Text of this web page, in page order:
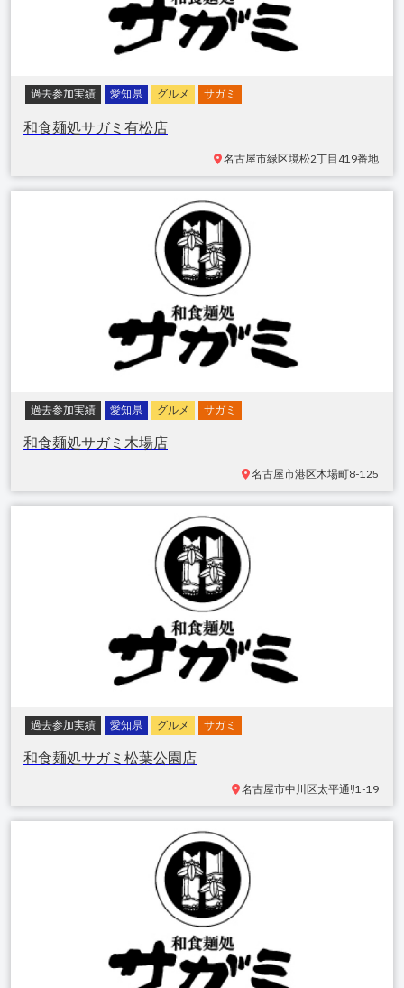
過去参加実績 愛知県 グルメ サガミ
和食麺処サガミ有松店
名古屋市緑区境松2丁目419番地
過去参加実績 愛知県 グルメ サガミ
和食麺処サガミ木場店
名古屋市港区木場町8-125
過去参加実績 愛知県 グルメ サガミ
和食麺処サガミ松葉公園店
名古屋市中川区太平通ﾘ1-19